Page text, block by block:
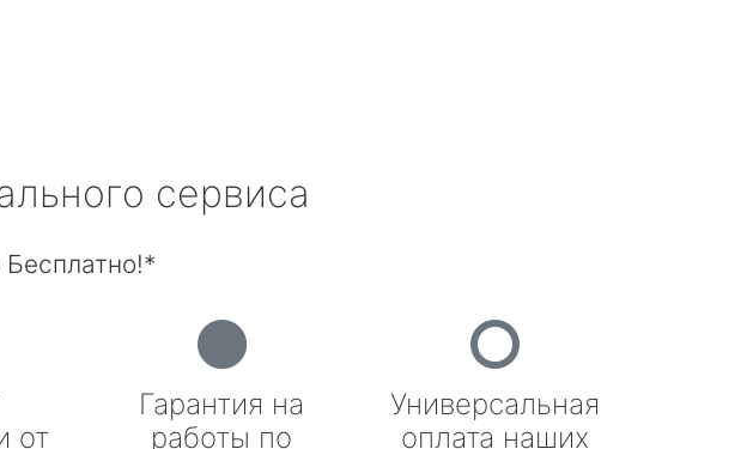
сервиса
Бесплатно!*
от
Гарантия на
работы по
Универсальная
оплата наших